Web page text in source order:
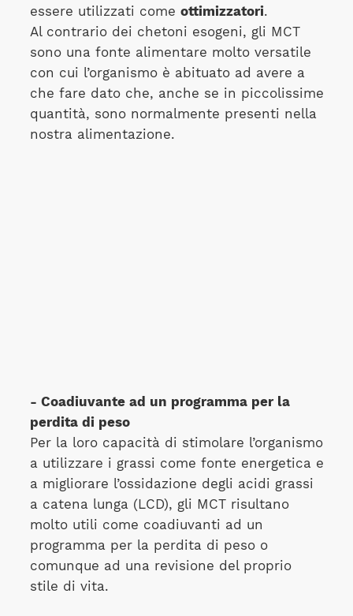
essere utilizzati come ottimizzatori.
Al contrario dei chetoni esogeni, gli MCT
sono una fonte alimentare molto versatile
con cui l’organismo è abituato ad avere a
che fare dato che, anche se in piccolissime
quantità, sono normalmente presenti nella
nostra alimentazione.
- Coadiuvante ad un programma per la
perdita di peso
Per la loro capacità di stimolare l’organismo
a utilizzare i grassi come fonte energetica e
a migliorare l’ossidazione degli acidi grassi
a catena lunga (LCD), gli MCT risultano
molto utili come coadiuvanti ad un
programma per la perdita di peso o
comunque ad una revisione del proprio
stile di vita.